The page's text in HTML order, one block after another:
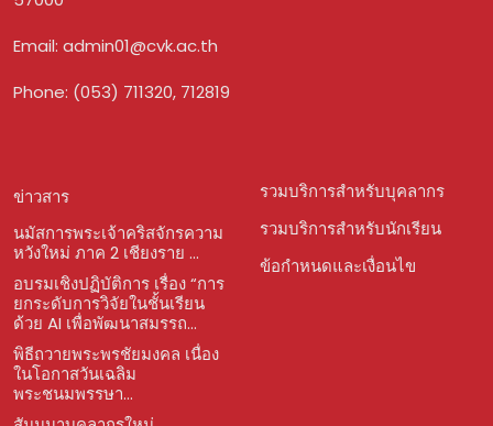
Email: admin01@cvk.ac.th
Phone: (053) 711320, 712819
ข่าวสาร
นมัสการพระเจ้าคริสจักรความ
หวังใหม่ ภาค 2 เชียงราย ...
อบรมเชิงปฏิบัติการ เรื่อง “การ
ยกระดับการวิจัยในชั้นเรียน
ด้วย AI เพื่อพัฒนาสมรรถ...
พิธีถวายพระพรชัยมงคล เนื่อง
ในโอกาสวันเฉลิม
พระชนมพรรษา...
รวมบริการสำหรับบุคลากร
รวมบริการสำหรับนักเรียน
ข้อกำหนดและเงื่อนไข